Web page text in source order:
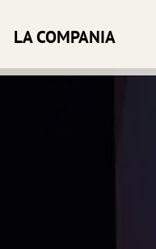
LA COMPANIA